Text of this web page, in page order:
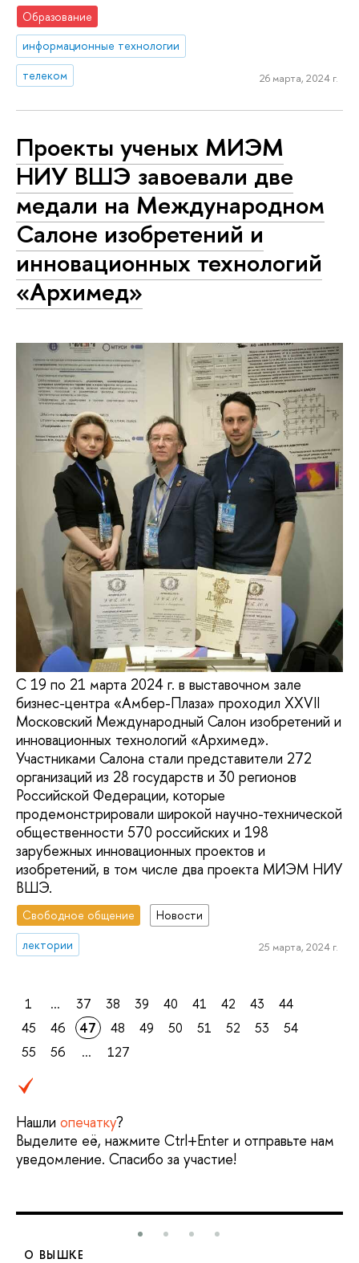
Образование
информационные технологии
телеком
26 марта, 2024 г.
Проекты ученых МИЭМ
НИУ ВШЭ завоевали две
медали на Международном
Салоне изобретений и
инновационных технологий
«Архимед»
С 19 по 21 марта 2024 г. в выставочном зале
бизнес-центра «Амбер-Плаза» проходил XXVII
Московский Международный Салон изобретений и
инновационных технологий «Архимед».
Участниками Салона стали представители 272
организаций из 28 государств и 30 регионов
Российской Федерации, которые
продемонстрировали широкой научно-технической
общественности 570 российских и 198
зарубежных инновационных проектов и
изобретений, в том числе два проекта МИЭМ НИУ
ВШЭ.
Свободное общение
Новости
лектории
25 марта, 2024 г.
1 ... 37 38 39 40 41 42 43
44
45
46 47 48 49 50 51 52 53
54
55
56 ... 127
Нашли опечатку?
Выделите её, нажмите Ctrl+Enter и отправьте нам
уведомление. Спасибо за участие!
О ВЫШКЕ